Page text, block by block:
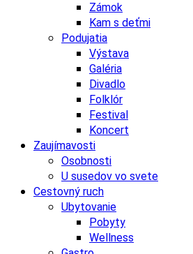
Zámok
Kam s deťmi
Podujatia
Výstava
Galéria
Divadlo
Folklór
Festival
Koncert
Zaujímavosti
Osobnosti
U susedov vo svete
Cestovný ruch
Ubytovanie
Pobyty
Wellness